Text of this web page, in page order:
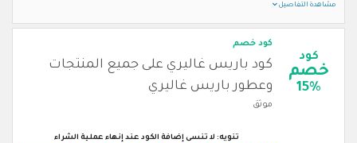
مشاهدة التفاصيل
كود
خصم
15%
كود خصم
كود باريس غاليري على جميع المنتجات
وعطور باريس غاليري
موثق
تنويه: لا تنسى إضافة الكود عند إنهاء عملية الشراء